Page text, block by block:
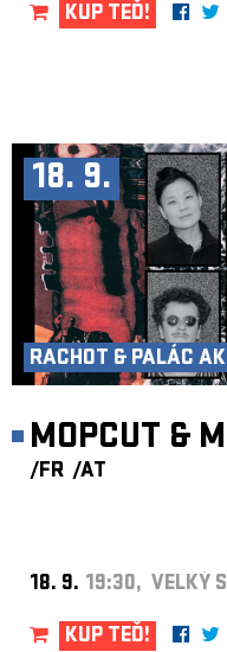
KUP TEĎ!
18. 9.
RACHOT & PALÁC
MOPCUT &
/FR /AT
18. 9. 19:30, VELKÝ
KUP TEĎ!